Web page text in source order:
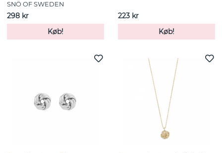
SNÖ OF SWEDEN
298 kr
Køb!
223 kr
Køb!